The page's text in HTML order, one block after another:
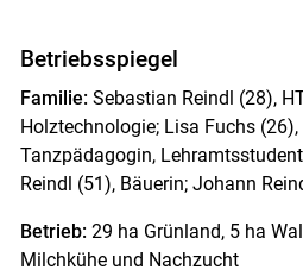
Betriebsspiegel
Familie:Sebastian Reindl (28),
Holztechnologie; Lisa Fuchs
Tanzpädagogin,
Reindl (51), Bäuerin; Johann
Betrieb:29 ha Grünland, 5 ha
Milchkühe und Nachzucht